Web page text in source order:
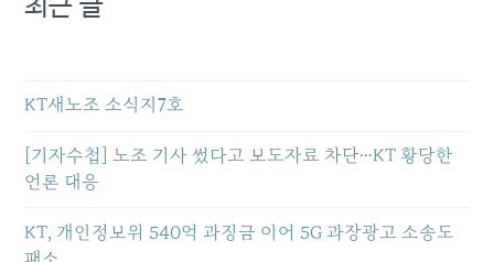
최근 글
KT새노조 소식지7호
[기자수첩] 노조 기사 썼다고 보도자료 차단…KT 황당한
언론 대응
KT, 개인정보위 540억 과징금 이어 5G 과장광고 소송도